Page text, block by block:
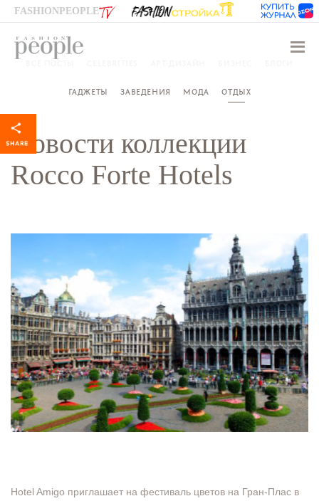
FASHIONPEOPLE
ГАДЖЕТЫ ЗАВЕДЕНИЯ МОДА ОТДЫХ
Новости коллекции
Rocco Forte Hotels
Hotel Amigo приглашает на фестиваль цветов на Гран-Плас в